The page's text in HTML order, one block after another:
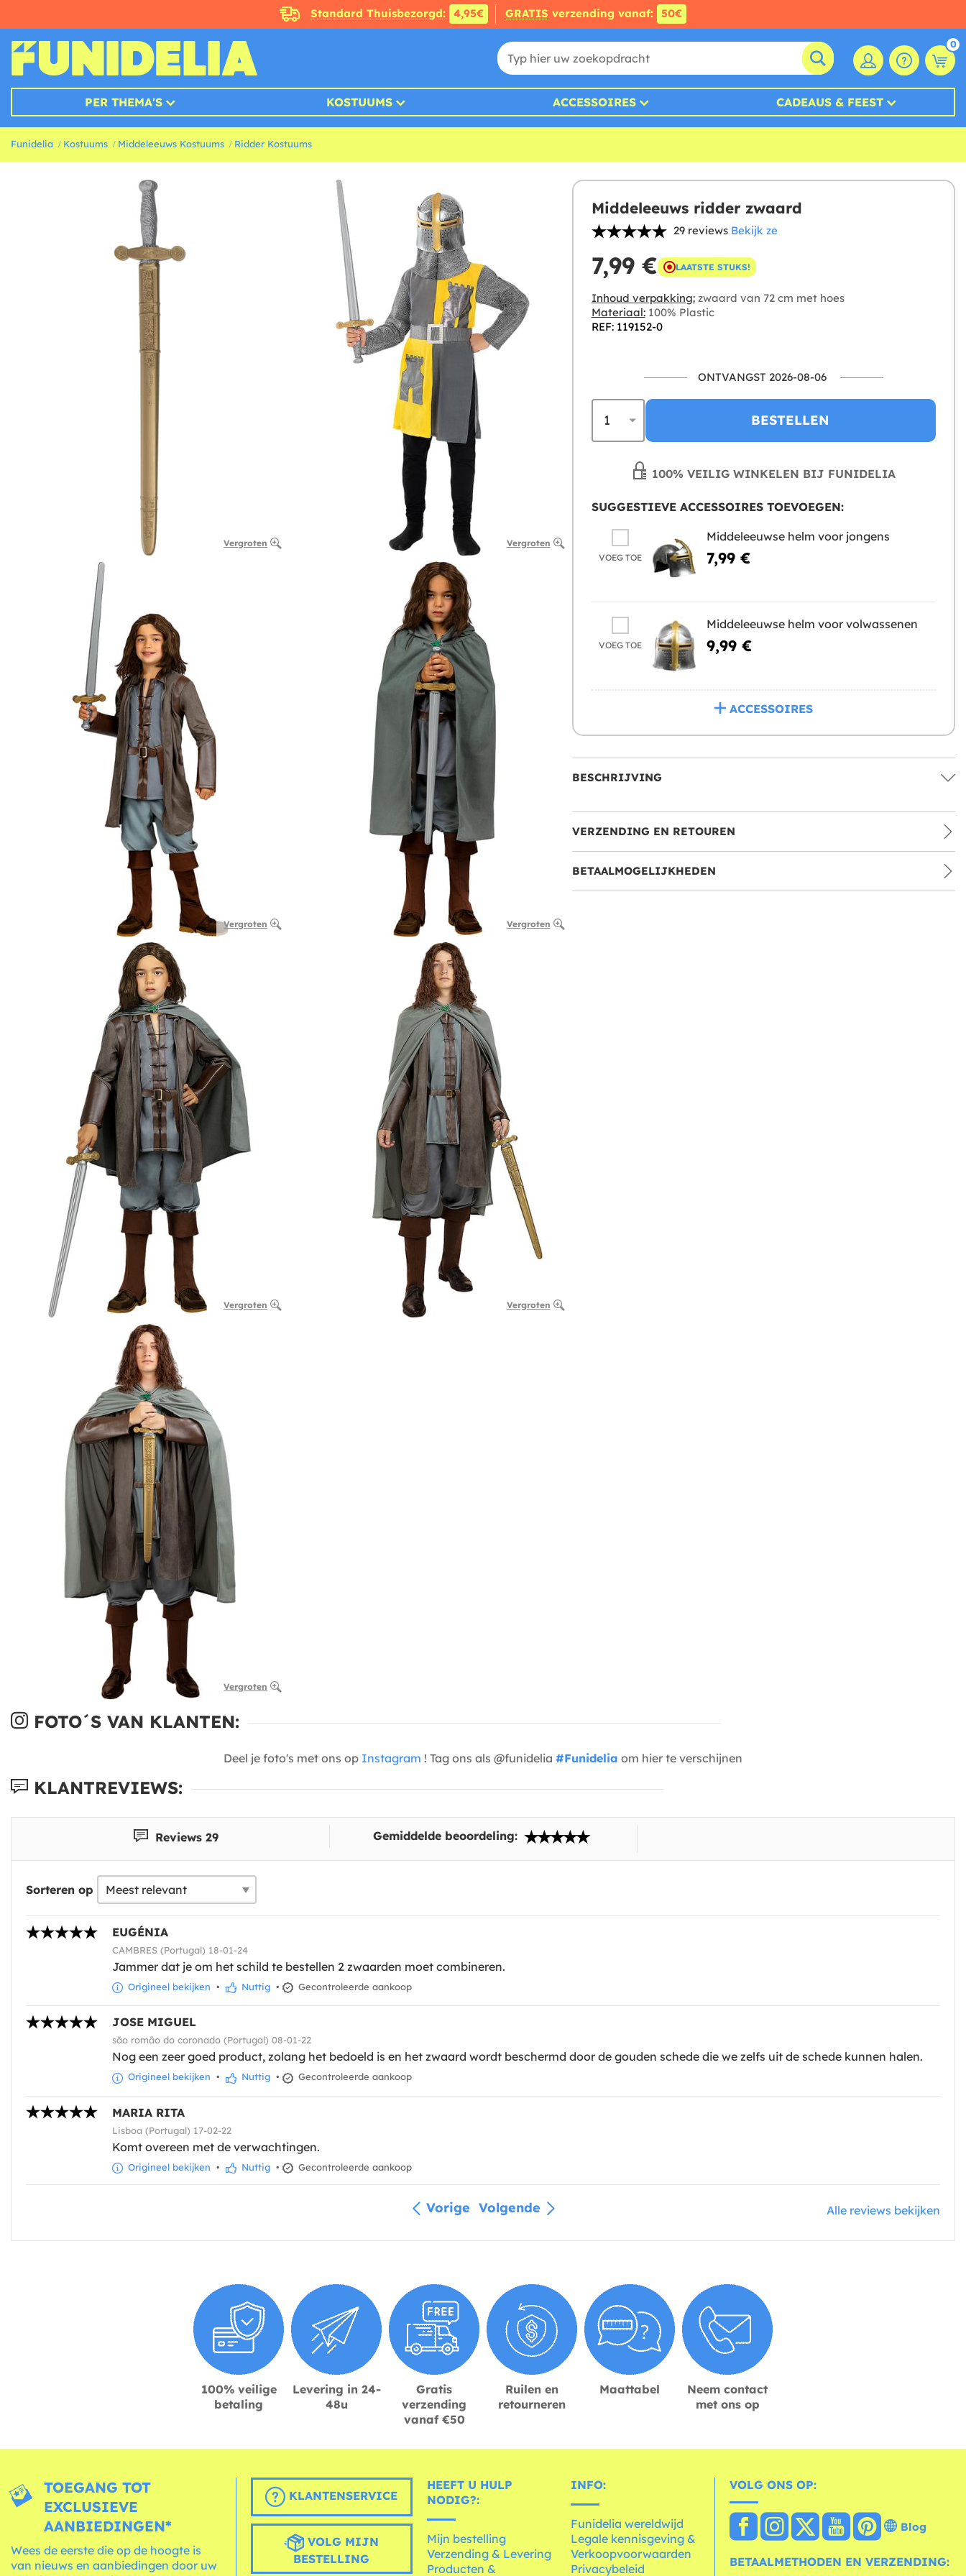
Standard Thuisbezorgd: 4,95€ GRATIS verzending vanaf: 50€
0
PER THEMA'S KOSTUUMS ACCESSOIRES CADEAUS & FEEST
Funidelia Kostuums Middeleeuws Kostuums Ridder Kostuums
Vergroten Vergroten
Vergroten Vergroten
Vergroten Vergroten
Vergroten
Middeleeuws ridder zwaard
29 reviews Bekijk ze
7,99 € LAATSTE STUKS!
Inhoud verpakking:zwaard van 72 cm met hoes
Materiaal:100% Plastic
REF: 119152-0
ONTVANGST 2026-08-06
BESTELLEN
100% VEILIG WINKELEN BIJ FUNIDELIA
SUGGESTIEVE ACCESSOIRES TOEVOEGEN:
VOEG TOE
Middeleeuwse helm voor jongens
7,99 €
VOEG TOE
Middeleeuwse helm voor volwassenen
9,99 €
ACCESSOIRES
BESCHRIJVING
VERZENDING EN RETOUREN
BETAALMOGELIJKHEDEN
FOTO´S VAN KLANTEN:
Deel je foto's met ons op Instagram ! Tag ons als @funidelia #Funidelia om hier te verschijnen
KLANTREVIEWS:
Reviews 29 Gemiddelde beoordeling:
Sorteren op
EUGÉNIA
CAMBRES (Portugal) 18-01-24
Jammer dat je om het schild te bestellen 2 zwaarden moet combineren.
Origineel bekijken • Nuttig • Gecontroleerde aankoop
JOSE MIGUEL
são romão do coronado (Portugal) 08-01-22
Nog een zeer goed product, zolang het bedoeld is en het zwaard wordt beschermd door de gouden schede die we zelfs uit de schede kunnen halen.
Origineel bekijken • Nuttig • Gecontroleerde aankoop
MARIA RITA
Lisboa (Portugal) 17-02-22
Komt overeen met de verwachtingen.
Origineel bekijken • Nuttig • Gecontroleerde aankoop
Vorige Volgende Alle reviews bekijken
100% veilige
betaling
Levering in 24-
48u
Gratis
verzending
vanaf €50
Ruilen en
retourneren
Maattabel
Neem contact
met ons op
TOEGANG TOT
EXCLUSIEVE
AANBIEDINGEN*
Wees de eerste die op de hoogte is
van nieuws en aanbiedingen door uw
KLANTENSERVICE
VOLG MIJN
BESTELLING
HEEFT U HULP
NODIG?:
Mijn bestelling
Verzending & Levering
Producten &
INFO:
Funidelia wereldwijd
Legale kennisgeving &
Verkoopvoorwaarden
Privacybeleid
VOLG ONS OP:
Blog
BETAALMETHODEN EN VERZENDING: